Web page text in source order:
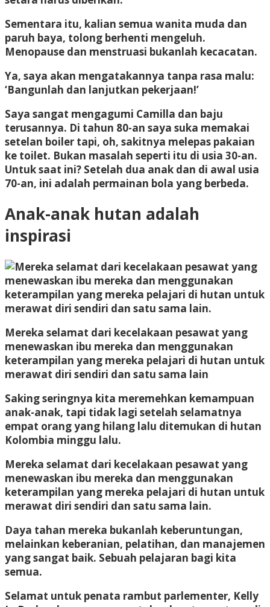
Sementara itu, kalian semua wanita muda dan
paruh baya, tolong berhenti mengeluh.
Menopause dan menstruasi bukanlah kecacatan.
Ya, saya akan mengatakannya tanpa rasa malu:
‘Bangunlah dan lanjutkan pekerjaan!’
Saya sangat mengagumi Camilla dan baju
terusannya. Di tahun 80-an saya suka memakai
setelan boiler tapi, oh, sakitnya melepas pakaian
ke toilet. Bukan masalah seperti itu di usia 30-an.
Untuk saat ini? Setelah dua anak dan di awal usia
70-an, ini adalah permainan bola yang berbeda.
Anak-anak hutan adalah
inspirasi
Mereka selamat dari kecelakaan pesawat yang
menewaskan ibu mereka dan menggunakan
keterampilan yang mereka pelajari di hutan untuk
merawat diri sendiri dan satu sama lain
Saking seringnya kita meremehkan kemampuan
anak-anak, tapi tidak lagi setelah selamatnya
empat orang yang hilang lalu ditemukan di hutan
Kolombia minggu lalu.
Mereka selamat dari kecelakaan pesawat yang
menewaskan ibu mereka dan menggunakan
keterampilan yang mereka pelajari di hutan untuk
merawat diri sendiri dan satu sama lain.
Daya tahan mereka bukanlah keberuntungan,
melainkan keberanian, pelatihan, dan manajemen
yang sangat baik. Sebuah pelajaran bagi kita
semua.
Selamat untuk penata rambut parlementer, Kelly